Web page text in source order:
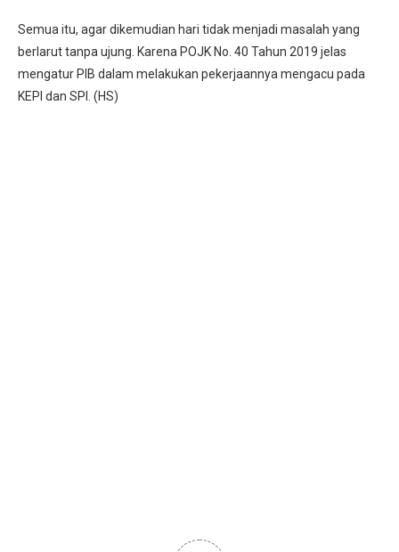
Semua itu, agar dikemudian hari tidak menjadi masalah yang
berlarut tanpa ujung. Karena POJK No. 40 Tahun 2019 jelas
mengatur PIB dalam melakukan pekerjaannya mengacu pada
KEPI dan SPI. (HS)